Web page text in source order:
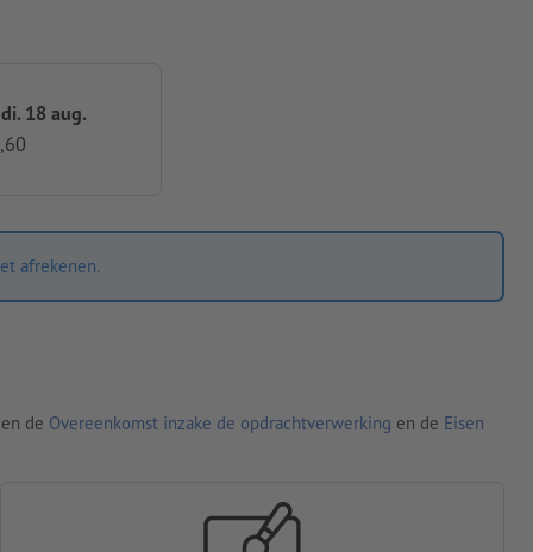
18 aug.
afrekenen.
de Overeenkomst inzake de opdrachtverwerking en de Eisen